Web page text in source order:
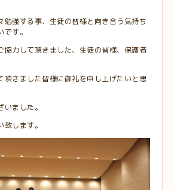
勉強する事、生徒の皆様と向き合う気持ち
す。
協力して頂きました、生徒の皆様、保護者
頂きました皆様に御礼を申し上げたいと思
ました。
致します。